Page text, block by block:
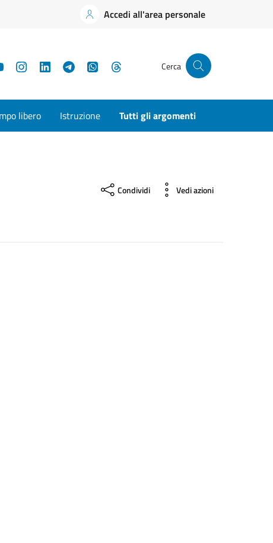
Accedi all'area personale
YouTubeInstagramLinkedInTelegramWhatsApp Cerca
libero Istruzione Tutti gli argomenti
Condividi Vedi azioni